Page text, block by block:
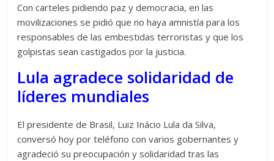
Con carteles pidiendo paz y democracia, en las
movilizaciones se pidió que no haya amnistía para los
responsables de las embestidas terroristas y que los
golpistas sean castigados por la justicia.
Lula agradece solidaridad de
líderes mundiales
El presidente de Brasil, Luiz Inácio Lula da Silva,
conversó hoy por teléfono con varios gobernantes y
agradeció su preocupación y solidaridad tras las